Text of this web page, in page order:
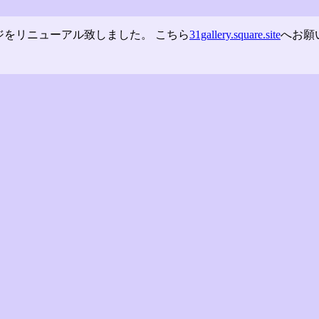
をリニューアル致しました。 こちら31gallery.square.siteへお願